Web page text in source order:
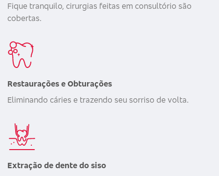
Fique tranquilo, cirurgias feitas em consultório são
cobertas.
Restaurações e Obturações
Eliminando cáries e trazendo seu sorriso de volta.
Extração de dente do siso